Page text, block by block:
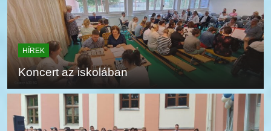
HÍREK
Koncert az iskolában